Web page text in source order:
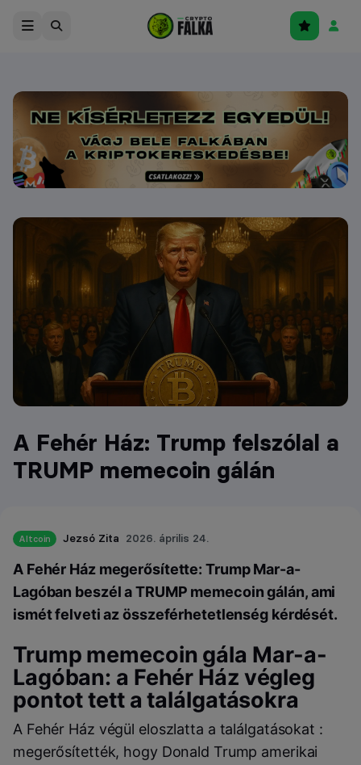
A Fehér Ház: Trump felszólal a
TRUMP memecoin gálán
Altcoin Jezsó Zita 2026. április 24.
A Fehér Ház megerősítette: Trump Mar-a-
Lagóban beszél a TRUMP memecoin gálán, ami
ismét felveti az összeférhetetlenség kérdését.
Trump memecoin gála Mar-a-
Lagóban: a Fehér Ház végleg
pontot tett a találgatásokra
A Fehér Ház végül eloszlatta a találgatásokat :
megerősítették, hogy Donald Trump amerikai